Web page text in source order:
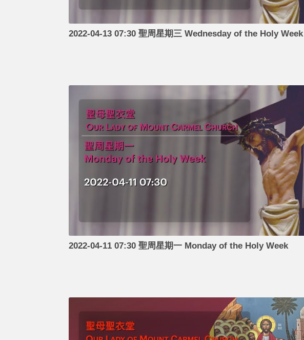
2022-04-13 07:30 聖周星期三 Wednesday of the Holy Week
2022-04-11 07:30 聖周星期一 Monday of the Holy Week